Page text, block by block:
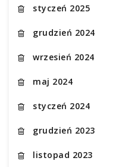
styczeń 2025
grudzień 2024
wrzesień 2024
maj 2024
styczeń 2024
grudzień 2023
listopad 2023